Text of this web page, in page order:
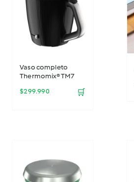
Vaso completo
Thermomix® TM7
$299.990 🛒